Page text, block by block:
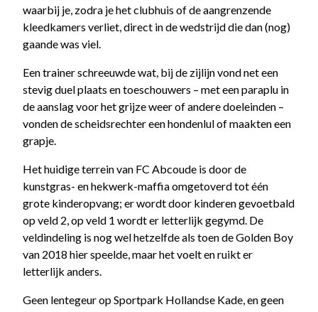
waarbij je, zodra je het clubhuis of de aangrenzende
kleedkamers verliet, direct in de wedstrijd die dan (nog)
gaande was viel.
Een trainer schreeuwde wat, bij de zijlijn vond net een
stevig duel plaats en toeschouwers – met een paraplu in
de aanslag voor het grijze weer of andere doeleinden –
vonden de scheidsrechter een hondenlul of maakten een
grapje.
Het huidige terrein van FC Abcoude is door de
kunstgras- en hekwerk-maffia omgetoverd tot één
grote kinderopvang; er wordt door kinderen gevoetbald
op veld 2, op veld 1 wordt er letterlijk gegymd. De
veldindeling is nog wel hetzelfde als toen de Golden Boy
van 2018 hier speelde, maar het voelt en ruikt er
letterlijk anders.
Geen lentegeur op Sportpark Hollandse Kade, en geen